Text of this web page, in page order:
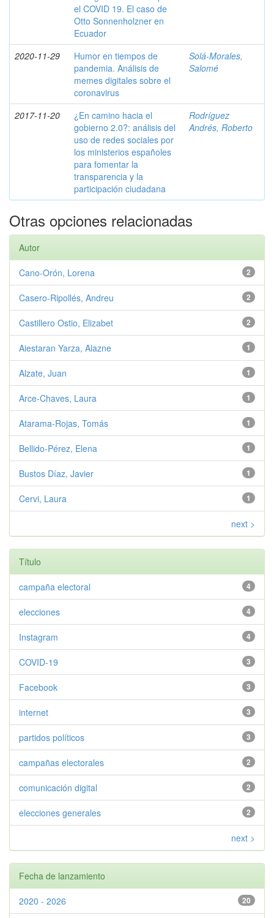
el COVID 19. El caso de
Otto Sonnenholzner en
Ecuador
2020-11-29
Humor en tiempos de
pandemia. Análisis de
memes digitales sobre el
coronavirus
Solá-Morales,
Salomé
2017-11-20
¿En camino hacia el
gobierno 2.0?: análisis del
uso de redes sociales por
los ministerios españoles
para fomentar la
transparencia y la
participación ciudadana
Rodríguez
Andrés, Roberto
Otras opciones relacionadas
Autor
2
Cano-Orón, Lorena
2
Casero-Ripollés, Andreu
2
Castillero Ostio, Elizabet
1
Aiestaran Yarza, Alazne
1
Alzate, Juan
1
Arce-Chaves, Laura
1
Atarama-Rojas, Tomás
1
Bellido-Pérez, Elena
1
Bustos Díaz, Javier
1
Cervi, Laura
next >
Título
4
campaña electoral
4
elecciones
4
Instagram
3
COVID-19
3
Facebook
3
internet
3
partidos políticos
2
campañas electorales
2
comunicación digital
2
elecciones generales
next >
Fecha de lanzamiento
20
2020 - 2026